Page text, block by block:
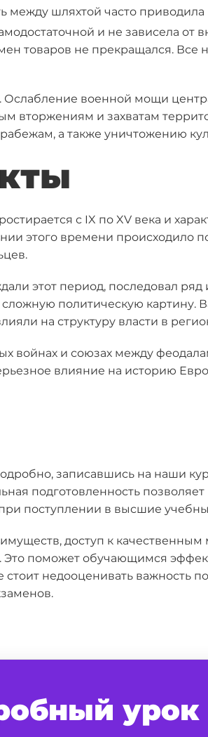
между шляхтой часто
и не зависела от
товаров не прекращался.
военной мощи
вторжениям и захватам
а также уничтожению
с IX по XV века и
этого времени происходило
этот период, последовал
сложную политическую
на структуру власти в
войнах и союзах между
влияние на историю
записавшись на наши
подготовленность
поступлении в высшие
доступ к
поможет обучающимся
недооценивать важность
урок